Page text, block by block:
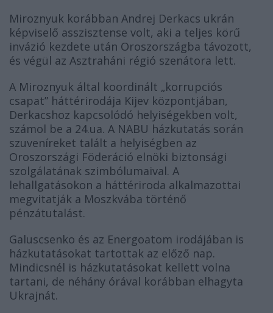
Miroznyuk korábban Andrej Derkacs ukrán
képviselő asszisztense volt, aki a teljes körű
invázió kezdete után Oroszországba távozott,
és végül az Asztraháni régió szenátora lett.
A Miroznyuk által koordinált „korrupciós
csapat” háttérirodája Kijev központjában,
Derkacshoz kapcsolódó helyiségekben volt,
számol be a 24.ua. A NABU házkutatás során
szuveníreket talált a helyiségben az
Oroszországi Föderáció elnöki biztonsági
szolgálatának szimbólumaival. A
lehallgatásokon a háttériroda alkalmazottai
megvitatják a Moszkvába történő
pénzátutalást.
Galuscsenko és az Energoatom irodájában is
házkutatásokat tartottak az előző nap.
Mindicsnél is házkutatásokat kellett volna
tartani, de néhány órával korábban elhagyta
Ukrajnát.